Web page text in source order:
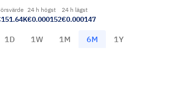
24 h högst
€0.000152
24 h lägst
€0.000147
1D 1W 1M 6M 1Y